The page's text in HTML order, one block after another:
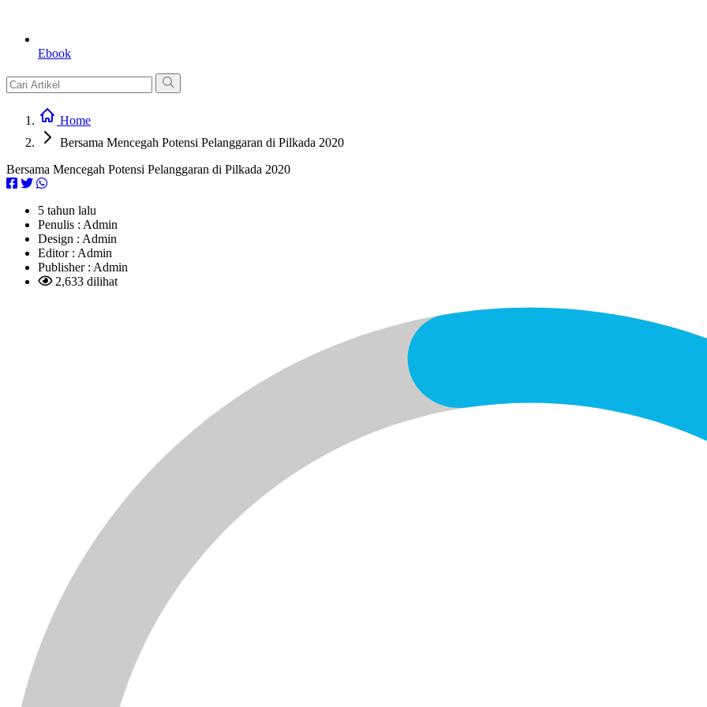
Ebook
Home
Bersama Mencegah Potensi Pelanggaran di Pilkada 2020
Bersama Mencegah Potensi Pelanggaran di Pilkada 2020
5 tahun lalu
Penulis : Admin
Design : Admin
Editor : Admin
Publisher : Admin
2,633 dilihat